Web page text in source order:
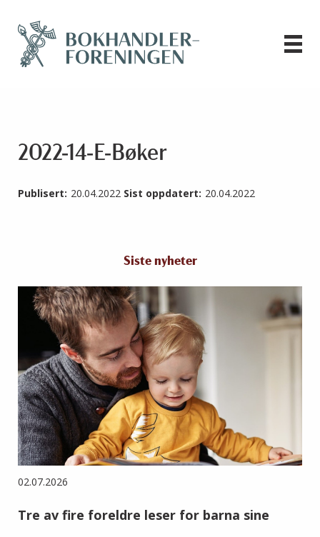
2022-14-E-Bøker
Publisert: 20.04.2022 Sist oppdatert: 20.04.2022
Siste nyheter
02.07.2026
Tre av fire foreldre leser for barna sine